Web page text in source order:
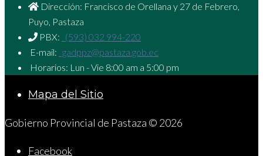
Dirección: Francisco de Orellana y 27 de Febrero,
Puyo, Pastaza
PBX: (593) 032 994-220
E-mail: gadppz@pastaza.gob.ec
Horarios: Lun - Vie 8:00 am a 5:00 pm
Mapa del Sitio
Gobierno Provincial de Pastaza © 2026
Facebook